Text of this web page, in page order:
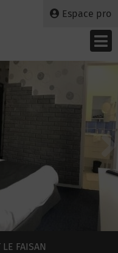
Espace pro
FAISAN